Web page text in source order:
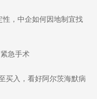
，中企如何因地制宜找
急手术
买入，看好阿尔茨海默病